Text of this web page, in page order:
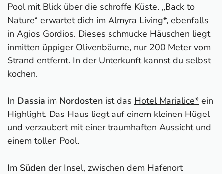
Pool mit Blick über die schroffe Küste. „Back to
Nature“ erwartet dich im Almyra Living*, ebenfalls
in Agios Gordios. Dieses schmucke Häuschen liegt
inmitten üppiger Olivenbäume, nur 200 Meter vom
Strand entfernt. In der Unterkunft kannst du selbst
kochen.
In Dassia im Nordosten ist das Hotel Marialice* ein
Highlight. Das Haus liegt auf einem kleinen Hügel
und verzaubert mit einer traumhaften Aussicht und
einem tollen Pool.
Im Süden der Insel, zwischen dem Hafenort